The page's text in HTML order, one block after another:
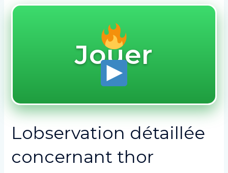
Jouer
Lobservation détaillée
concernant thor